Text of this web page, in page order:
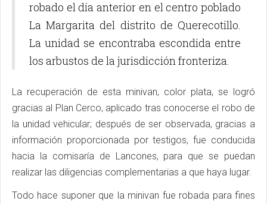
robado el día anterior en el centro poblado
La Margarita del distrito de Querecotillo.
La unidad se encontraba escondida entre
los arbustos de la jurisdicción fronteriza.
La recuperación de esta minivan, color plata, se logró
gracias al Plan Cerco, aplicado tras conocerse el robo de
la unidad vehicular; después de ser observada, gracias a
información proporcionada por testigos, fue conducida
hacia la comisaría de Lancones, para que se puedan
realizar las diligencias complementarias a que haya lugar.
Todo hace suponer que la minivan fue robada para fines